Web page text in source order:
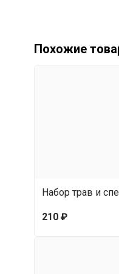
Похожие
Набор трав и
210 ₽